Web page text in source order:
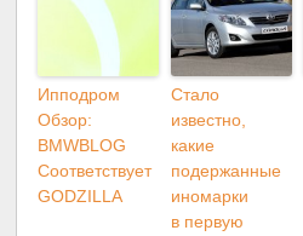
Ипподром
Обзор:
BMWBLOG
Соответствует
GODZILLA
Стало
известно,
какие
подержанные
иномарки
в первую